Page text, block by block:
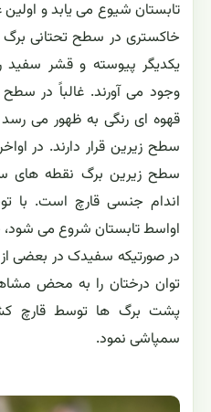
تابستان شیوع می یابد و
خاکستری در سطح تحتانی
یکدیگر پیوسته و قشر
وجود می آورند. غالباً در
قهوه ای رنگی به ظهور می
سطح زیرین قرار دارند. در
سطح زیرین برگ نقطه های
اندام جنسی قارچ است. با
اواسط تابستان شروع می شود،
در صورتیکه سفیدک در بعضی
توان درختان را به محض
پشت برگ ها توسط قارچ کش
سمپاشی نمود.